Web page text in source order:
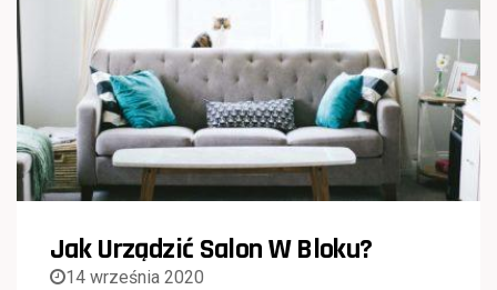
Jak Urządzić Salon W Bloku?
14 września 2020